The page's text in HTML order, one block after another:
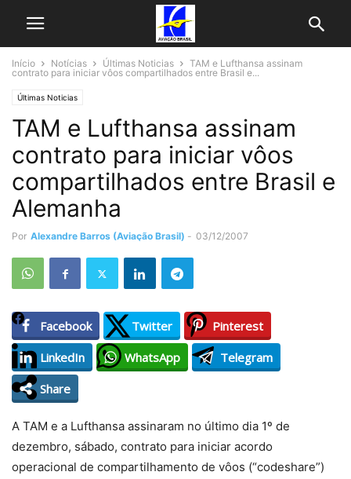
Início Notícias Últimas Noticias
TAM e Lufthansa assinam
contrato para iniciar vôos compartilhados entre Brasil e...
Últimas Noticias
TAM e Lufthansa assinam
contrato para iniciar vôos
compartilhados entre Brasil e
Alemanha
Por Alexandre Barros (Aviação Brasil) - 03/12/2007
Facebook Twitter
Pinterest
LinkedIn
WhatsApp
Telegram
Share
A TAM e a Lufthansa assinaram no último dia 1º de
dezembro, sábado, contrato para iniciar acordo
operacional de compartilhamento de vôos (“codeshare”)